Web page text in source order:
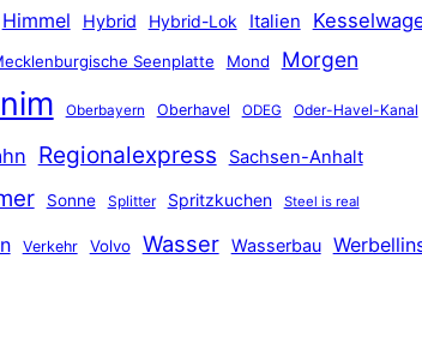
Himmel Hybrid Hybrid-Lok Italien
Seenplatte Mond Morgen
Oberbayern Oberhavel ODEG Oder-Havel-Kanal
Regionalexpress Sachsen-Anhalt
Sonne Splitter Spritzkuchen Steel is real
Verkehr Volvo Wasser Wasserbau